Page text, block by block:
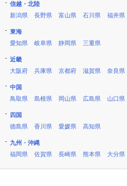
信越・北陸
新潟県
長野県 富山県 石川県 福井県
東海
愛知県
岐阜県 静岡県 三重県
近畿
大阪府
兵庫県 京都府 滋賀県 奈良県
中国
鳥取県
島根県 岡山県 広島県 山口県
四国
徳島県
香川県 愛媛県 高知県
九州・沖縄
福岡県
佐賀県 長崎県 熊本県 大分県